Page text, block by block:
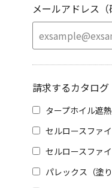
メールアドレス（
請求するカタログ
タープホイル遮
セルロースファ
セルロースファ
パレックス（塗